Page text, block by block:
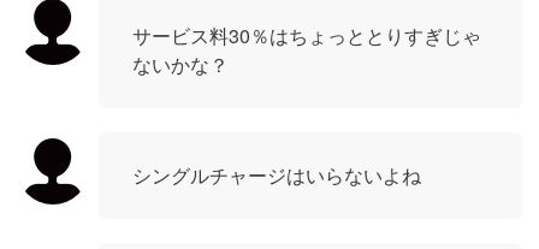
サービス料30％はちょっととりすぎじゃ
ないかな？
シングルチャージはいらないよね